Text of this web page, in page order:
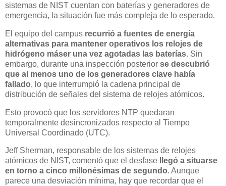
sistemas de NIST cuentan con baterías y generadores de
emergencia, la situación fue más compleja de lo esperado.
El equipo del campus recurrió a fuentes de energía
alternativas para mantener operativos los relojes de
hidrógeno máser una vez agotadas las baterías. Sin
embargo, durante una inspección posterior se descubrió
que al menos uno de los generadores clave había
fallado, lo que interrumpió la cadena principal de
distribución de señales del sistema de relojes atómicos.
Esto provocó que los servidores NTP quedaran
temporalmente desincronizados respecto al Tiempo
Universal Coordinado (UTC).
Jeff Sherman, responsable de los sistemas de relojes
atómicos de NIST, comentó que el desfase
llegó a situarse
en torno a cinco millonésimas de segundo. Aunque
parece una desviación mínima, hay que recordar que el